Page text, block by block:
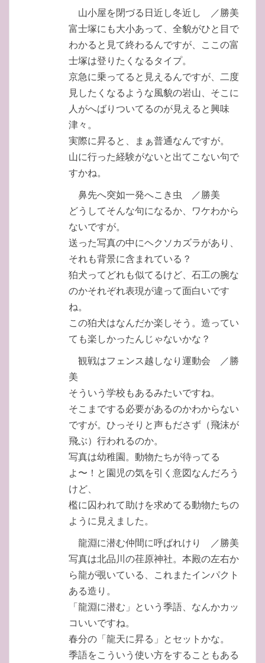
山小屋を閉づる日近し冬近し ／勝美
富士塚にも大小あって、全貌がひと目で
わかると見て終わるんですが、ここの富
士塚は登りたくなるタイプ。
京急に乗ってると見えるんですが、二度
見したくなるような風貌の岩山、そこに
人がへばりついてるのが見えると興味
津々。
実際に昇ると、まぁ普通なんですが。
山に行った経験がないと出てこない句で
すかね。
鼻先へ突如一発へこき虫 ／勝美
どうしてそんな句になるか、ワケわから
ないですが。
送った写真の中にヘクソカズラがあり、
それも背景に含まれている？
狛犬ってどれも似てるけど、石工の腕な
のかそれぞれ表現が違って面白いです
ね。
この狛犬はなんだか楽しそう。造ってい
ても楽しかったんじゃないかな？
観戦はフェンス越しなり運動会 ／勝
美
そういう学校もあるみたいですね。
そこまでする必要があるのかわからない
ですが。ひっそりと声もださず（飛沫が
飛ぶ）行われるのか。
写真は幼稚園。動物たちが待ってる
よ〜！と園児の気を引く意図なんだろう
けど、
檻に囚われて助けを求めてる動物たちの
ように見えました。
龍淵に潜む仲間に呼ばれけり ／勝美
写真は北品川の荏原神社。本殿の左右か
ら龍が覗いている、これまたインパクト
ある造り。
「龍淵に潜む」という季語、なんかカッ
コいいですね。
春分の「龍天に昇る」とセットかな。
季語をこういう使い方をすることもある